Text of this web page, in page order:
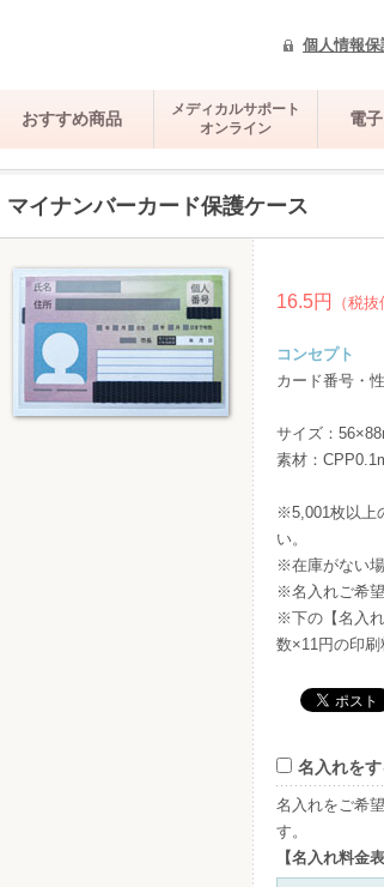
個人情報保
おすすめ商品
メディカルサポート
オンライン
電
マイナンバーカード保護ケース
16.5円 （税
コンセプト
カード番号・
サイズ：
素材：
※5,001枚以上
い。
※在庫がない
※名入れご希
※下の【名入
数×11円の印刷
名入れをす
名入れをご希
す。
【名入れ料金表